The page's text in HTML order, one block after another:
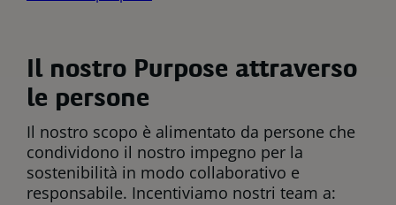
Il nostro Purpose attraverso
le persone
Il nostro scopo è alimentato da persone che
condividono il nostro impegno per la
sostenibilità in modo collaborativo e
responsabile. Incentiviamo nostri team a: